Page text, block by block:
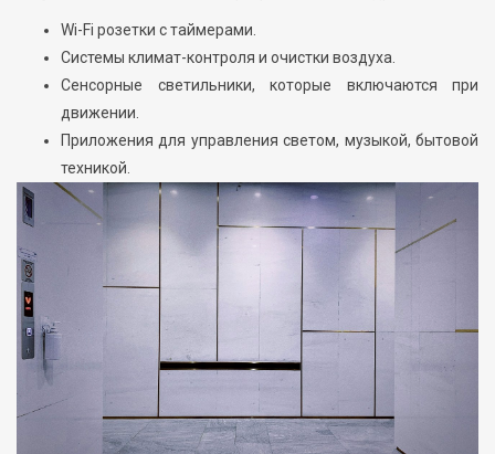
Wi-Fi розетки с таймерами.
Системы климат-контроля и очистки воздуха.
Сенсорные светильники, которые включаются при
движении.
Приложения для управления светом, музыкой, бытовой
техникой.